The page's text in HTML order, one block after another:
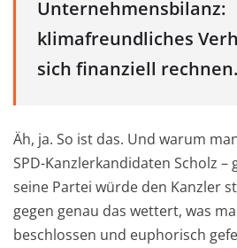
Unternehmensbilanz:
klimafreundliches
sich finanziell rechnen.
Äh, ja. So ist das. Und warum
SPD-Kanzlerkandidaten Scholz
seine Partei würde den Kanzler
gegen genau das wettert, was
beschlossen und euphorisch